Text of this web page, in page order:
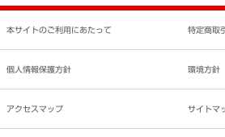
書面による個人情報の開示等の請求の手続きにつ
本サイトのご利用にあたって 特定商取
個人情報保護方針 環境方針
アクセスマップ サイトマ